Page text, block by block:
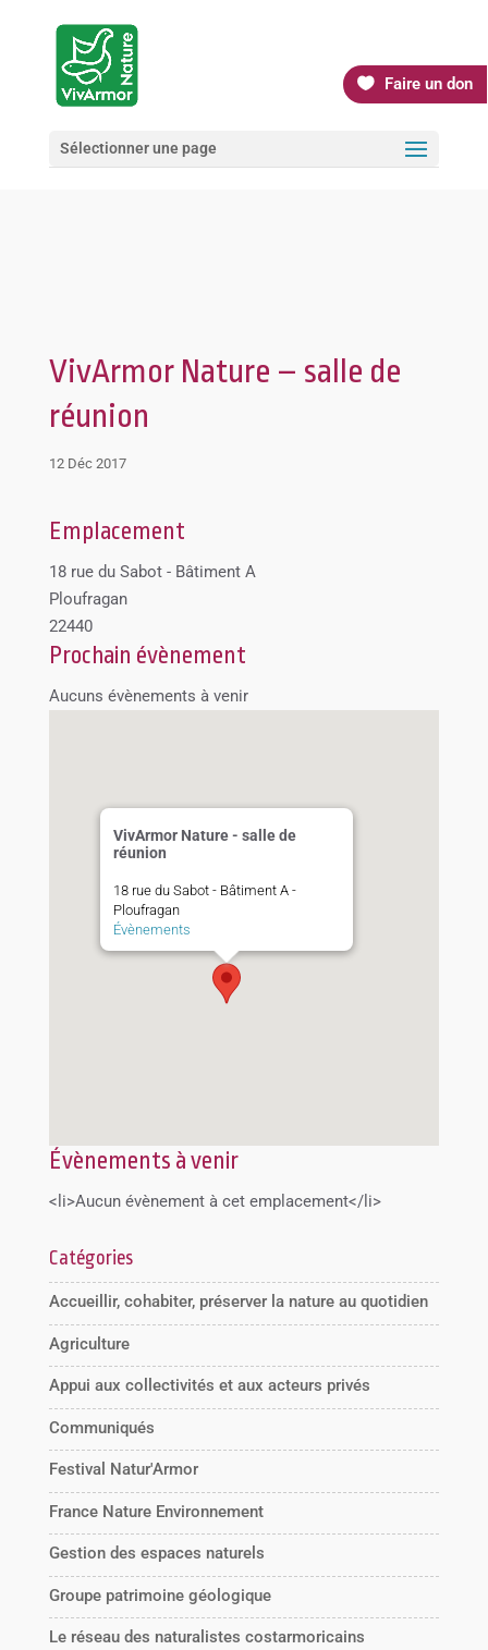
Faire un don
Sélectionner une page
VivArmor Nature – salle de
réunion
12 Déc 2017
Emplacement
18 rue du Sabot - Bâtiment A
Ploufragan
22440
Prochain évènement
Aucuns évènements à venir
VivArmor Nature - salle de
réunion
18 rue du Sabot - Bâtiment A -
Ploufragan
Évènements
Évènements à venir
<li>Aucun évènement à cet emplacement</li>
Catégories
Accueillir, cohabiter, préserver la nature au quotidien
Agriculture
Appui aux collectivités et aux acteurs privés
Communiqués
Festival Natur'Armor
France Nature Environnement
Gestion des espaces naturels
Groupe patrimoine géologique
Le réseau des naturalistes costarmoricains